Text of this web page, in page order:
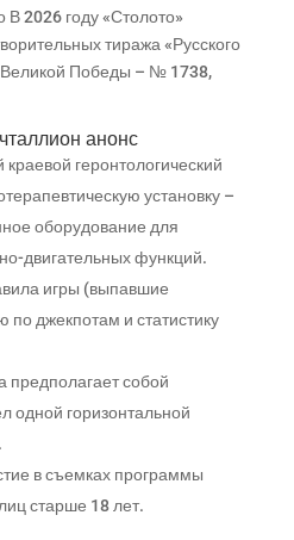
В 2026 году «Столото»
тиража «Русского
Великой Победы – № 1738,
анонс
геронтологический
установку –
оборудование для
двигательных функций.
игры (выпавшие
джекпотам и статистику
предполагает собой
одной горизонтальной
в съемках программы
старше 18 лет.